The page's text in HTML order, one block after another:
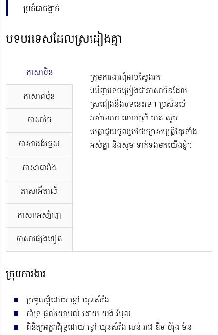
​ប្រគំជាចង្វាក់
បទបរទេសដែលស្រដៀងគ្នា
ភាសាចិន
ភាសាជប៉ុន
ភាសាថៃ
ភាសាអង់គ្លេស
ភាសាបារាំង
ភាសាអ៊ីតាលី
ភាសាអេស្ប៉ាញ
ភាសាផ្សេងទៀត
ក្រុមការងារពុំអាចស្វែងរក
ឃើញបទចម្រៀងជាភាសាចិនដែល
ស្រដៀងនឹងបទនេះទេ។ ប្រសិនបើ
អស់លោក លោកស្រី មាន សូម
មេត្តាជួយចូលរួមថែរក្សាសម្បត្តិខ្មែរទាំង
អស់គ្នា និងសូម ទាក់ទងមកយើងខ្ញុំ។
ក្រុមការងារ
ប្រមូលផ្ដុំដោយ ខ្ចៅ ឃុនសំរ៉ង
គាំទ្រ ផ្ដល់យោបល់ ដោយ យង់ វិបុល
ពិនិត្យអក្ខរាវិរុទ្ធដោយ ខ្ចៅ ឃុនសំរ៉ង លន់ រាជ ឌឹម ចំរ៉ុង ម៉ន